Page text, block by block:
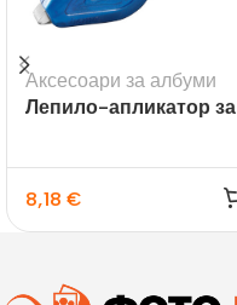
Аксесоари за албуми
Лепило-апликатор за
8,18 €